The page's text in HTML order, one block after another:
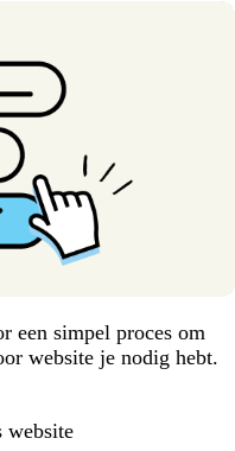
een simpel proces om
website je nodig hebt.
website